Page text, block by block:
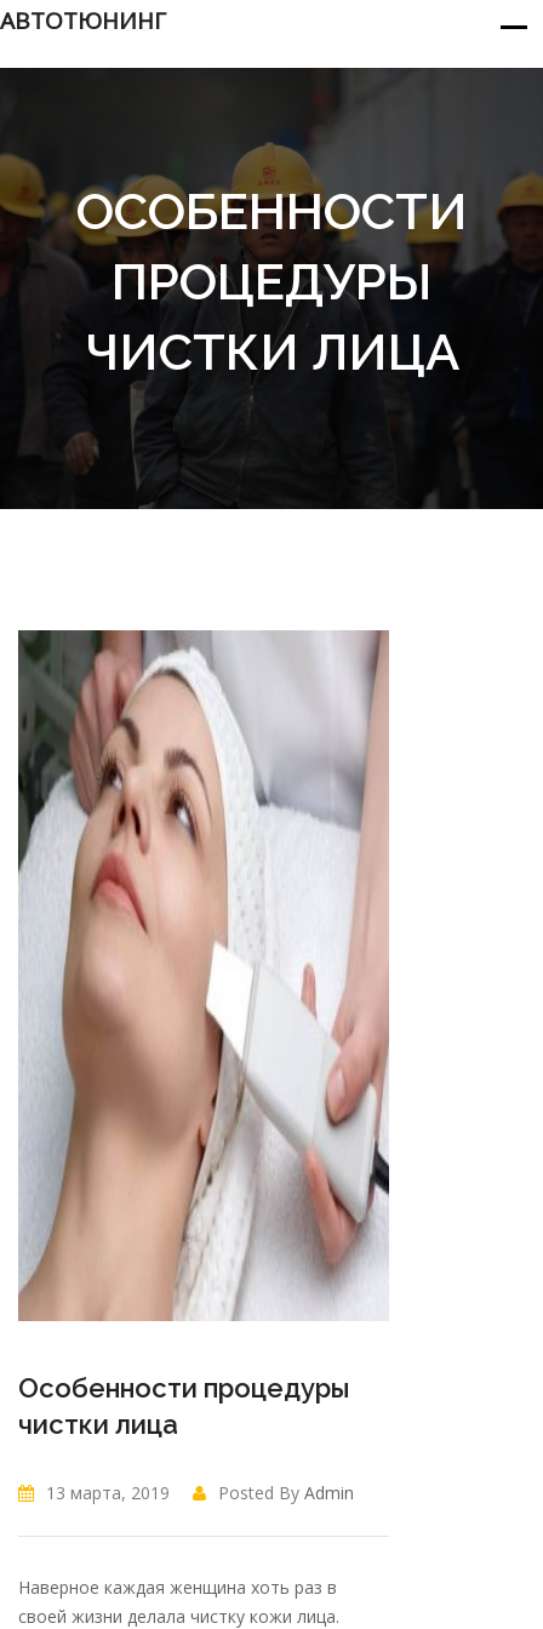
АВТОТЮНИНГ
ОСОБЕННОСТИ
ПРОЦЕДУРЫ
ЧИСТКИ ЛИЦА
Особенности процедуры
чистки лица
13 марта, 2019 Posted By Admin
Наверное каждая женщина хоть раз в
своей жизни делала чистку кожи лица.